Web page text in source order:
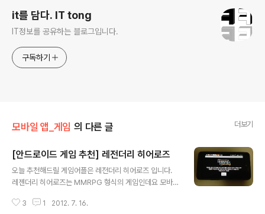
it를 담다. IT tong
IT정보를 공유하는 블로그입니다.
구독하기
모바일 앱_게임 의 다른 글 더보기
[안드로이드 게임 추천] 레전더리 히어로즈
오늘 추천해드릴 게임어플은 레전더리 히어로즈 입니다.
레젠더리 히어로즈는 MMRPG 형식의 게임인데요 모바일
도 불구하고 화려한 그래픽과 재미를 제공하는 레전더리
3 1 2012. 7. 16.